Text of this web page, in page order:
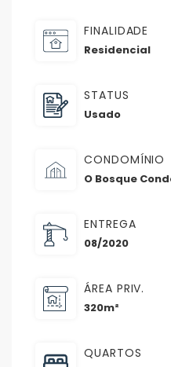
FINALIDADE
Residencial
STATUS
Usado
CONDOMÍNIO
O Bosque
ENTREGA
08/2020
ÁREA PRIV.
320m²
QUARTOS